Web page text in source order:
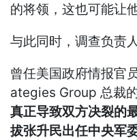
的将领，这也可能让
与此同时，调查负责
曾任美国政府情报官
ategies Group 总裁
真正导致双方决裂的
拔张升民出任中央军